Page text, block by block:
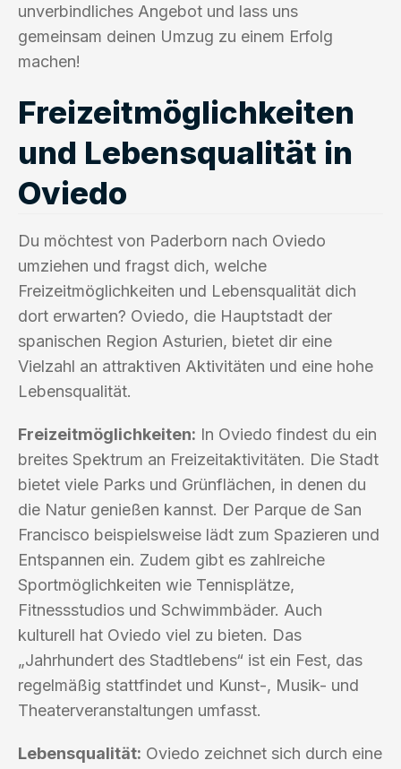
unverbindliches Angebot und lass uns
gemeinsam deinen Umzug zu einem Erfolg
machen!
Freizeitmöglichkeiten
und Lebensqualität in
Oviedo
Du möchtest von Paderborn nach Oviedo
umziehen und fragst dich, welche
Freizeitmöglichkeiten und Lebensqualität dich
dort erwarten? Oviedo, die Hauptstadt der
spanischen Region Asturien, bietet dir eine
Vielzahl an attraktiven Aktivitäten und eine hohe
Lebensqualität.
Freizeitmöglichkeiten: In Oviedo findest du ein
breites Spektrum an Freizeitaktivitäten. Die Stadt
bietet viele Parks und Grünflächen, in denen du
die Natur genießen kannst. Der Parque de San
Francisco beispielsweise lädt zum Spazieren und
Entspannen ein. Zudem gibt es zahlreiche
Sportmöglichkeiten wie Tennisplätze,
Fitnessstudios und Schwimmbäder. Auch
kulturell hat Oviedo viel zu bieten. Das
„Jahrhundert des Stadtlebens“ ist ein Fest, das
regelmäßig stattfindet und Kunst-, Musik- und
Theaterveranstaltungen umfasst.
Lebensqualität: Oviedo zeichnet sich durch eine